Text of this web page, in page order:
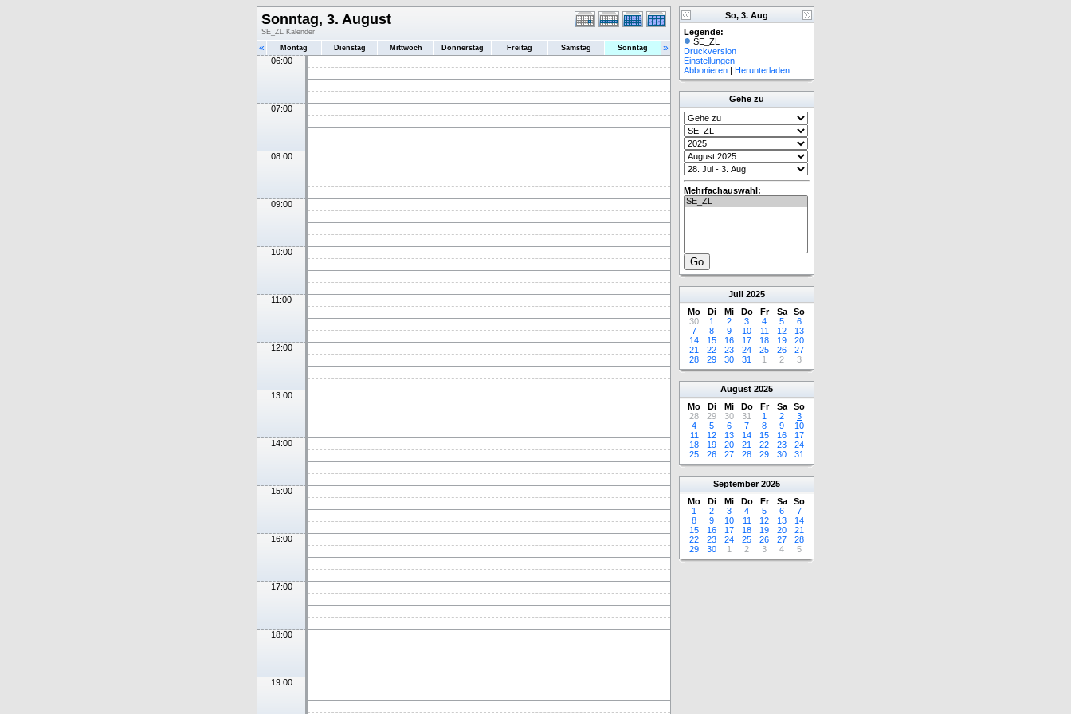
Sonntag, 3. August
SE_ZL Kalender
« Montag Dienstag Mittwoch Donnerstag Freitag Samstag Sonntag »
06:00
07:00
08:00
09:00
10:00
11:00
12:00
13:00
14:00
15:00
16:00
17:00
18:00
19:00
So, 3. Aug
Legende:
SE_ZL
Druckversion
Einstellungen
Abbonieren | Herunterladen
Gehe zu
Mehrfachauswahl:
Juli 2025
Mo
Di Mi Do Fr Sa
So
30
1 2 3 4 5
6
7
8 9 10 11 12
13
14
15 16 17 18 19
20
21
22 23 24 25 26
27
28
29 30 31 1 2 3
August 2025
Mo
Di Mi Do Fr Sa
So
28
29 30 31 1 2
3
4
5 6 7 8 9
10
11
12 13 14 15 16
17
18
19 20 21 22 23
24
25
26 27 28 29 30 31
September 2025
Mo
Di Mi Do Fr Sa
So
1
2 3 4 5 6
7
8
9 10 11 12 13
14
15
16 17 18 19 20
21
22
23 24 25 26 27
28
29
30 1 2 3 4 5